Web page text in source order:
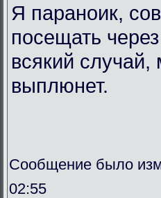
Я параноик,
посещать
всякий
выплюнет.
Сообщение было
02:55